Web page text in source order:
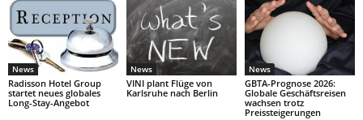
News
Radisson Hotel Group
startet neues globales
Long-Stay-Angebot
News
VINI plant Flüge von
Karlsruhe nach Berlin
News
GBTA-Prognose 2026:
Globale Geschäftsreisen
wachsen trotz
Preissteigerungen